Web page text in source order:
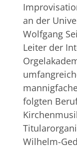
an der
Wolfgang
Leiter der
folgten
Wilhelm-